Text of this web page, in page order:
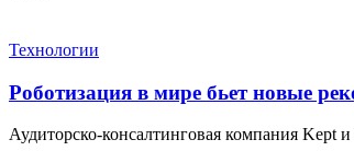
Технологии
Роботизация в мире бьет новые
Аудиторско-консалтинговая компания